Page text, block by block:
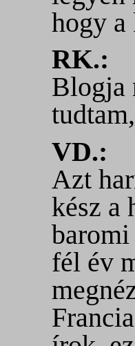
hogy a
RK.:
Blogja
VD.:
Azt
kész a
fél év